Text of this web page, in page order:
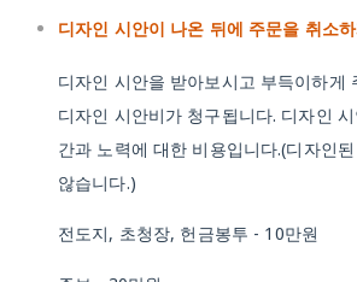
디자인 시안이 나온 뒤에 주문을 취소
디자인 시안을 받아보시고 부득이하게
디자인 시안비가 청구됩니다. 디자인
간과 노력에 대한 비용입니다.(디자인
않습니다.)
전도지, 초청장, 헌금봉투 - 10만원